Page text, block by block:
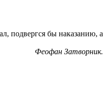
подвергся бы наказанию, а
Феофан Затворник.